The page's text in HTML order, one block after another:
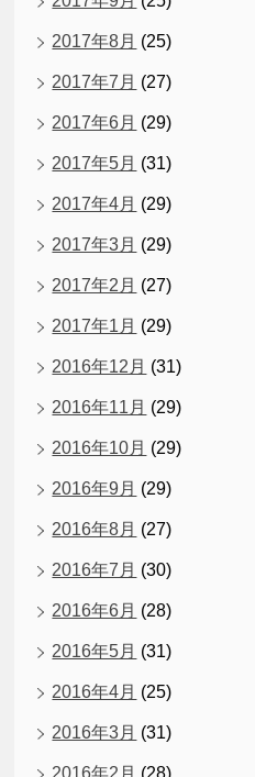
2017年8月 (25)
2017年7月 (27)
2017年6月 (29)
2017年5月 (31)
2017年4月 (29)
2017年3月 (29)
2017年2月 (27)
2017年1月 (29)
2016年12月 (31)
2016年11月 (29)
2016年10月 (29)
2016年9月 (29)
2016年8月 (27)
2016年7月 (30)
2016年6月 (28)
2016年5月 (31)
2016年4月 (25)
2016年3月 (31)
2016年2月 (28)